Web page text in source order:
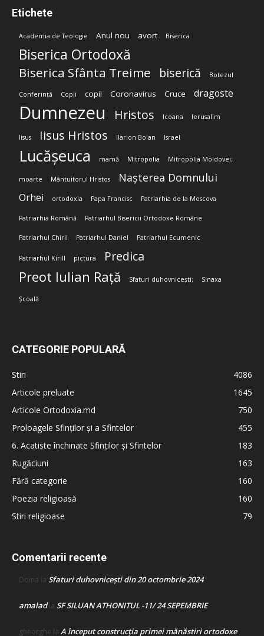
Etichete
Academia de Teologie Anul nou avort Biserica
Biserica Ortodoxă
Biserica Sfânta Treime biserică Botezul
Conferință Copii copil Coronavirus Cruce dragoste
Dumnezeu Hristos Icoana Ierusalim
Iisus Iisus Hristos Ilarion Boian Israel
Lucășeuca mamă Mitropolia Mitropolia Moldovei;
moarte Mântuitorul Hristos Nașterea Domnului
Orhei ortodoxia Papa Francisc Patriarhia de la Moscova
Patriarhia Română Patriarhul Bisericii Ortodoxe Române
Patriarhul Chiril Patriarhul Daniel Patriarhul Ecumenic
Patriarhul Kirill pictura Predica
Preot Iulian Rață Sfaturi duhovnicești; Sinaxa
Școală
CATEGORIE POPULARĂ
Stiri
4086
Articole preluate
1645
Articole Ortodoxia.md
750
Proloagele Sfinților și a Sfintelor
455
6. Acatiste închinate Sfinților și Sfintelor
183
Rugăciuni
163
Fără categorie
160
Poezia religioasă
160
Stiri religioase
79
Comentarii recente
Doina la Sfaturi duhovnicești din 20 octombrie 2024
amaladla SF SILUAN ATHONITUL -11/ 24 SEPEMBRIE
gheorghe la A început construcţia primei mănăstiri ortodoxe